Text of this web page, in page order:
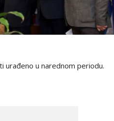
urađeno u narednom periodu.